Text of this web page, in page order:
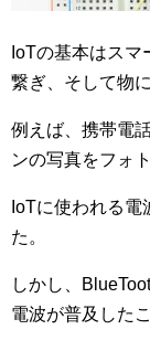
IoTの基本はス
繋ぎ、そして物
例えば、携帯電
ンの写真をフォ
IoTに使われる
た。
しかし、
電波が普及した